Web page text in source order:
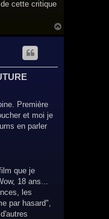
cette critique
Première
et moi je
en parler
que je
18 ans...
les
par hasard",